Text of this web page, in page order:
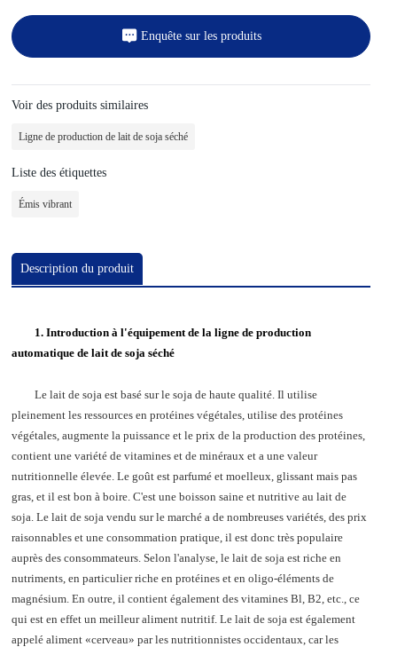
particulier riche en protéines et en oligo-éléments de magnésium. En outre,
il contient également des vitamines Bl, B2, etc., ce qui est en effet un
meilleur aliment nutritif. Le lait de soja est également appelé aliment
améliorer la mémoire et l'attention des personnes âgées.
Enquête sur les produits
Voir des produits similaires
Ligne de production de lait de soja séché
Liste des étiquettes
Émis vibrant
Description du produit
1. Introduction à l'équipement de la ligne de production
automatique de lait de soja séché
Le lait de soja est basé sur le soja de haute qualité. Il utilise
pleinement les ressources en protéines végétales, utilise des protéines
végétales, augmente la puissance et le prix de la production des protéines,
contient une variété de vitamines et de minéraux et a une valeur
nutritionnelle élevée. Le goût est parfumé et moelleux, glissant mais pas
gras, et il est bon à boire. C'est une boisson saine et nutritive au lait de
soja. Le lait de soja vendu sur le marché a de nombreuses variétés, des prix
raisonnables et une consommation pratique, il est donc très populaire
auprès des consommateurs. Selon l'analyse, le lait de soja est riche en
nutriments, en particulier riche en protéines et en oligo-éléments de
magnésium. En outre, il contient également des vitamines Bl, B2, etc., ce
qui est en effet un meilleur aliment nutritif. Le lait de soja est également
appelé aliment «cerveau» par les nutritionnistes occidentaux, car les